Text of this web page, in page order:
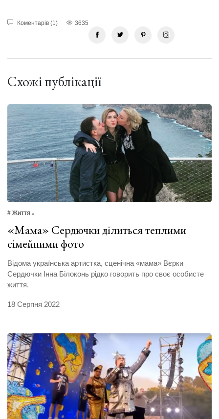
Коментарів (1) 3635
Схожі публікації
# Життя
«Мама» Сердючки ділиться теплими
сімейними фото
Відома українська артистка, сценічна «мама» Вєрки
Сердючки Інна Білоконь рідко говорить про своє особисте
життя.
18 Серпня 2022